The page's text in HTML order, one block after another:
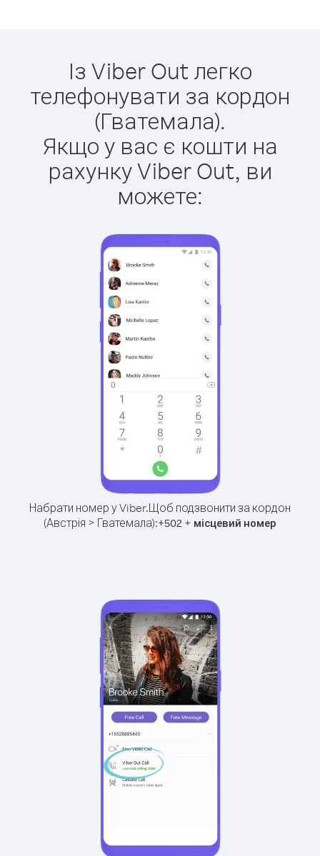
Із Viber Out легко
телефонувати за кордон
(Гватемала).
Якщо у вас є кошти на
рахунку Viber Out, ви
можете:
Набрати номер у Viber.Щоб подзвонити за кордон
(Австрія > Гватемала):+502 + місцевий номер